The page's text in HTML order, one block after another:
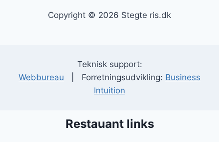
Copyright © 2026 Stegte ris.dk
Teknisk support:
Webbureau | Forretningsudvikling: Business
Intuition
Restauant links